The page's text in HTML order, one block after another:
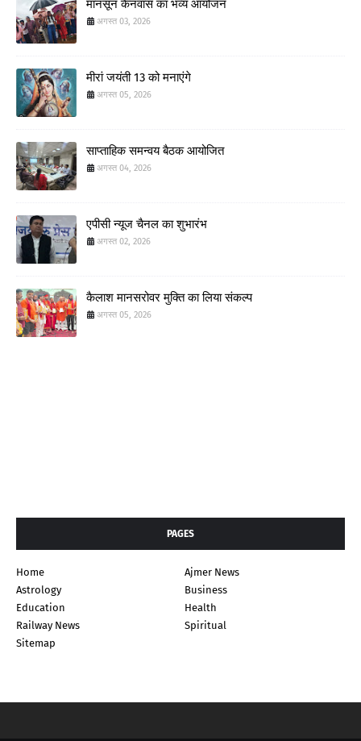
मानसून कैनवास का भव्य आयोजन
अगस्त 03, 2026
मीरां जयंती 13 को मनाएंगे
अगस्त 05, 2026
साप्ताहिक समन्वय बैठक आयोजित
अगस्त 04, 2026
एपीसी न्यूज चैनल का शुभारंभ
अगस्त 02, 2026
कैलाश मानसरोवर मुक्ति का लिया संकल्प
अगस्त 05, 2026
PAGES
Home
Ajmer News
Astrology
Business
Education
Health
Railway News
Spiritual
Sitemap